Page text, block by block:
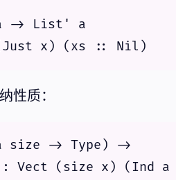
-> List' a
性质：
-> Type) ->
Vect (size x) (Ind